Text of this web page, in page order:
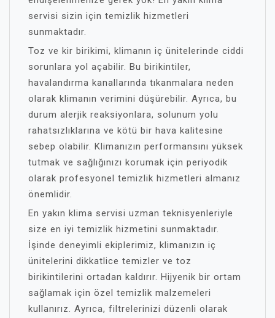
servisi sizin için temizlik hizmetleri
sunmaktadır.
Toz ve kir birikimi, klimanın iç ünitelerinde ciddi
sorunlara yol açabilir. Bu birikintiler,
havalandırma kanallarında tıkanmalara neden
olarak klimanın verimini düşürebilir. Ayrıca, bu
durum alerjik reaksiyonlara, solunum yolu
rahatsızlıklarına ve kötü bir hava kalitesine
sebep olabilir. Klimanızın performansını yüksek
tutmak ve sağlığınızı korumak için periyodik
olarak profesyonel temizlik hizmetleri almanız
önemlidir.
En yakın klima servisi uzman teknisyenleriyle
size en iyi temizlik hizmetini sunmaktadır.
İşinde deneyimli ekiplerimiz, klimanızın iç
ünitelerini dikkatlice temizler ve toz
birikintilerini ortadan kaldırır. Hijyenik bir ortam
sağlamak için özel temizlik malzemeleri
kullanırız. Ayrıca, filtrelerinizi düzenli olarak